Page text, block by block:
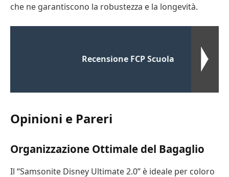
che ne garantiscono la robustezza e la longevità.
Recensione FCP Scuola
Opinioni e Pareri
Organizzazione Ottimale del Bagaglio
Il “Samsonite Disney Ultimate 2.0” è ideale per coloro